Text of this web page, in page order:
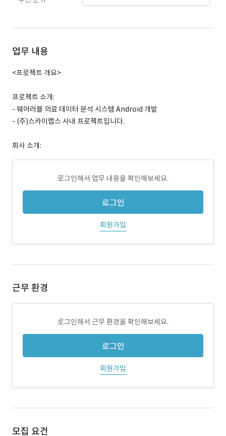
업무 내용
<프로젝트 개요>
프로젝트 소개:
- 웨어러블 의료 데이터 분석 시스템 Android 개발
- (주)스카이랩스 사내 프로젝트입니다.
회사 소개:
로그인해서 업무 내용을 확인해보세요.
로그인
회원가입
근무 환경
로그인해서 근무 환경을 확인해보세요.
로그인
회원가입
모집 요건